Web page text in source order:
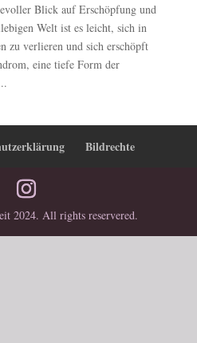
Blick auf Erschöpfung und
Welt ist es leicht, sich in
zu verlieren und sich erschöpft
eine tiefe Form der
Bildrechte
2024. All rights reservered.